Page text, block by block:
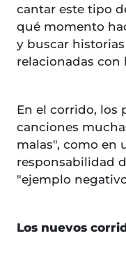
cantar este tipo
qué momento
y buscar
relacionadas con
En el corrido, los
canciones
malas", como en
responsabilidad
"ejemplo
Los nuevos